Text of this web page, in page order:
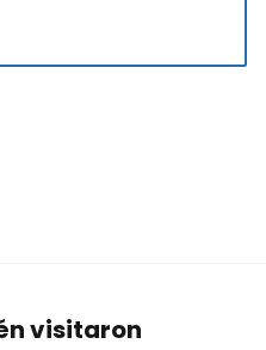
visitaron